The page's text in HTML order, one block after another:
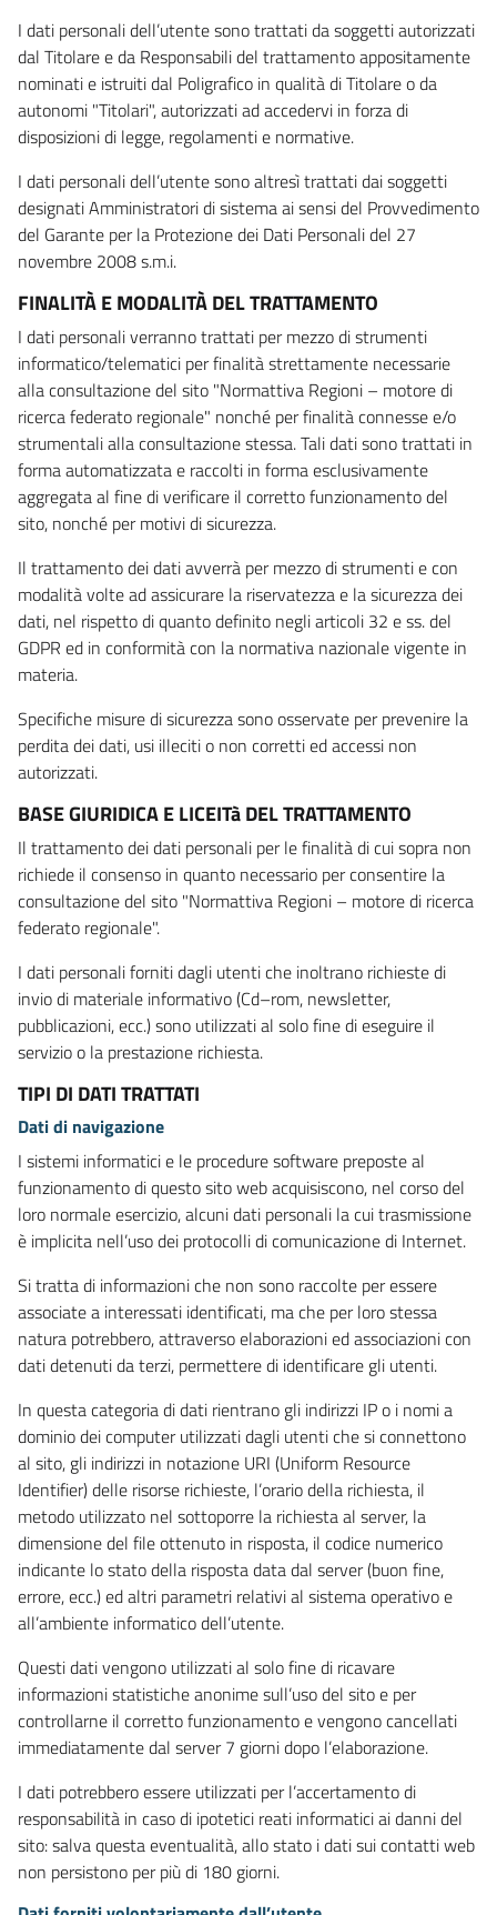
I dati personali dell’utente sono trattati da soggetti autorizzati
dal Titolare e da Responsabili del trattamento appositamente
nominati e istruiti dal Poligrafico in qualità di Titolare o da
autonomi "Titolari", autorizzati ad accedervi in forza di
disposizioni di legge, regolamenti e normative.
I dati personali dell’utente sono altresì trattati dai soggetti
designati Amministratori di sistema ai sensi del Provvedimento
del Garante per la Protezione dei Dati Personali del 27
novembre 2008 s.m.i.
FINALITÀ E MODALITÀ DEL TRATTAMENTO
I dati personali verranno trattati per mezzo di strumenti
informatico/telematici per finalità strettamente necessarie
alla consultazione del sito "Normattiva Regioni – motore di
ricerca federato regionale" nonché per finalità connesse e/o
strumentali alla consultazione stessa. Tali dati sono trattati in
forma automatizzata e raccolti in forma esclusivamente
aggregata al fine di verificare il corretto funzionamento del
sito, nonché per motivi di sicurezza.
Il trattamento dei dati avverrà per mezzo di strumenti e con
modalità volte ad assicurare la riservatezza e la sicurezza dei
dati, nel rispetto di quanto definito negli articoli 32 e ss. del
GDPR ed in conformità con la normativa nazionale vigente in
materia.
Specifiche misure di sicurezza sono osservate per prevenire la
perdita dei dati, usi illeciti o non corretti ed accessi non
autorizzati.
BASE GIURIDICA E LICEITà DEL TRATTAMENTO
Il trattamento dei dati personali per le finalità di cui sopra non
richiede il consenso in quanto necessario per consentire la
consultazione del sito "Normattiva Regioni – motore di ricerca
federato regionale".
I dati personali forniti dagli utenti che inoltrano richieste di
invio di materiale informativo (Cd–rom, newsletter,
pubblicazioni, ecc.) sono utilizzati al solo fine di eseguire il
servizio o la prestazione richiesta.
TIPI DI DATI TRATTATI
Dati di navigazione
I sistemi informatici e le procedure software preposte al
funzionamento di questo sito web acquisiscono, nel corso del
loro normale esercizio, alcuni dati personali la cui trasmissione
è implicita nell’uso dei protocolli di comunicazione di Internet.
Si tratta di informazioni che non sono raccolte per essere
associate a interessati identificati, ma che per loro stessa
natura potrebbero, attraverso elaborazioni ed associazioni con
dati detenuti da terzi, permettere di identificare gli utenti.
In questa categoria di dati rientrano gli indirizzi IP o i nomi a
dominio dei computer utilizzati dagli utenti che si connettono
al sito, gli indirizzi in notazione URI (Uniform Resource
Identifier) delle risorse richieste, l’orario della richiesta, il
metodo utilizzato nel sottoporre la richiesta al server, la
dimensione del file ottenuto in risposta, il codice numerico
indicante lo stato della risposta data dal server (buon fine,
errore, ecc.) ed altri parametri relativi al sistema operativo e
all’ambiente informatico dell’utente.
Questi dati vengono utilizzati al solo fine di ricavare
informazioni statistiche anonime sull’uso del sito e per
controllarne il corretto funzionamento e vengono cancellati
immediatamente dal server 7 giorni dopo l’elaborazione.
I dati potrebbero essere utilizzati per l’accertamento di
responsabilità in caso di ipotetici reati informatici ai danni del
sito: salva questa eventualità, allo stato i dati sui contatti web
non persistono per più di 180 giorni.